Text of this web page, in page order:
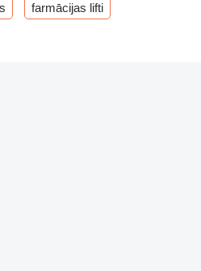
farmācijas lifti